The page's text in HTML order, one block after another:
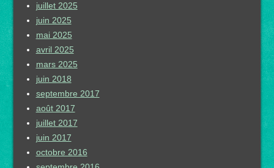
juillet 2025
juin 2025
mai 2025
avril 2025
mars 2025
juin 2018
septembre 2017
août 2017
juillet 2017
juin 2017
octobre 2016